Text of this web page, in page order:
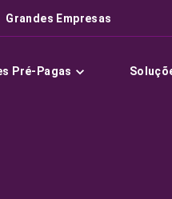
Grandes Empresas
Pré-Pagas